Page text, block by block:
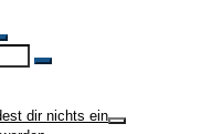
Suche
dir nichts ein